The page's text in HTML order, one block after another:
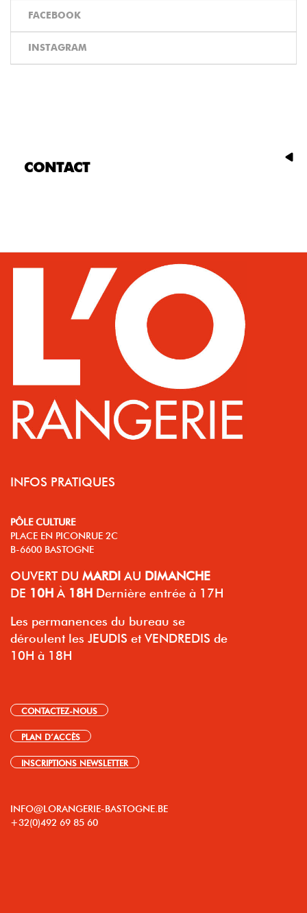
FACEBOOK
INSTAGRAM
CONTACT
INFOS PRATIQUES
PÔLE CULTURE
PLACE EN PICONRUE 2C
B-6600 BASTOGNE
OUVERT DU MARDI AU DIMANCHE
DE 10H À 18H Dernière entrée à 17H
Les permanences du bureau se
déroulent les JEUDIS et VENDREDIS de
10H à 18H
CONTACTEZ-NOUS
PLAN D’ACCÈS
INSCRIPTIONS NEWSLETTER
INFO@LORANGERIE-BASTOGNE.BE
+32(0)492 69 85 60